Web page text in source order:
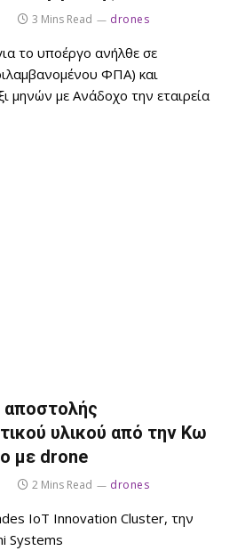
3 Mins Read drones
το υποέργο ανήλθε σε
ΦΠΑ) και
μηνών με Ανάδοχο την εταιρεία
αποστολής
υλικού από την Κω
με drone
2 Mins Read drones
IoT Innovation Cluster, την
Systems